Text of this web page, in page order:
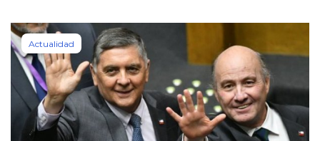
Actualidad